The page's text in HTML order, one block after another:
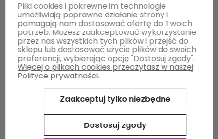
O nas
Sklep internetowy Shoper Premium
Szablon Shoper Modern
3.0™od GrowCommerce
Pliki cookies i pokrewne im technologie
umożliwiają poprawne działanie strony i
pomagają nam dostosować ofertę do Twoich
potrzeb. Możesz zaakceptować wykorzystanie
przez nas wszystkich tych plików i przejść do
sklepu lub dostosować użycie plików do swoich
preferencji, wybierając opcję "Dostosuj zgody".
Więcej o plikach cookies przeczytasz w naszej
Polityce prywatności.
Zaakceptuj tylko niezbędne
Dostosuj zgody